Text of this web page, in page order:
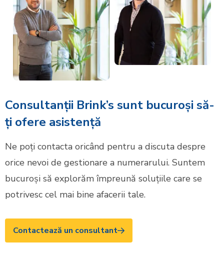
Consultanții Brink’s sunt bucuroși să-
ți ofere asistență
Ne poți contacta oricând pentru a discuta despre
orice nevoi de gestionare a numerarului. Suntem
bucuroși să explorăm împreună soluțiile care se
potrivesc cel mai bine afacerii tale.
Contactează un consultant